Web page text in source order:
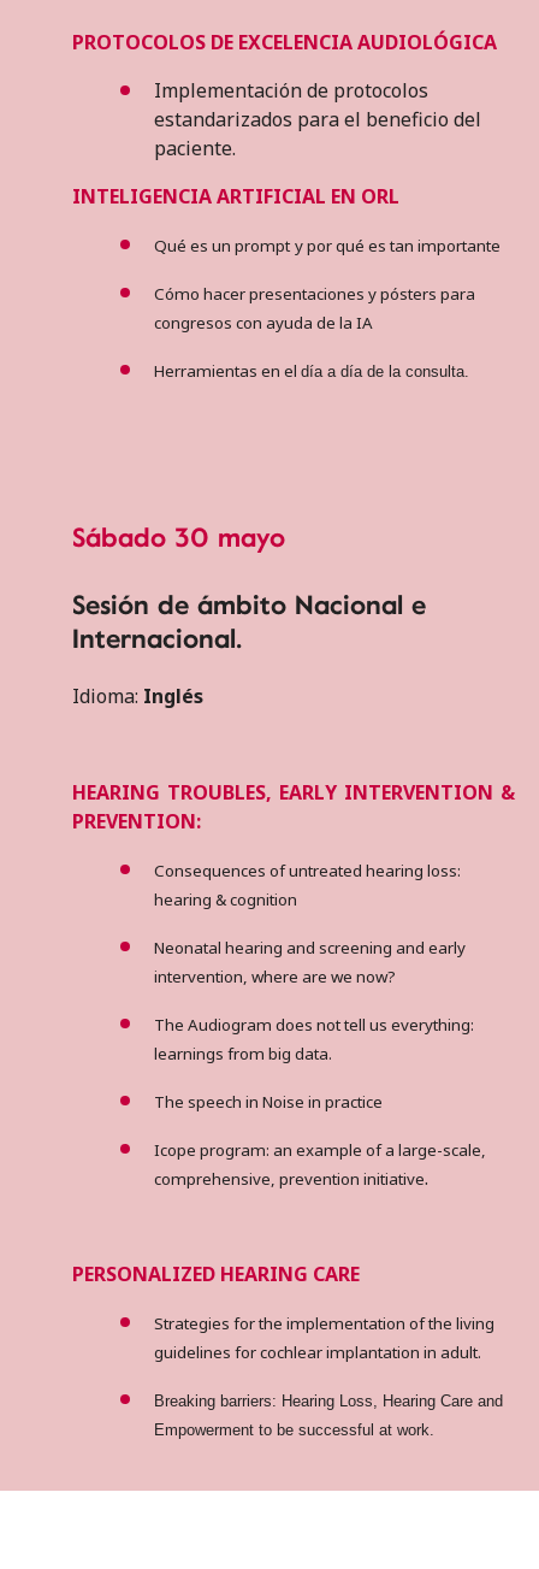
PROTOCOLOS DE EXCELENCIA AUDIOLÓGICA
Implementación de protocolos
estandarizados para el beneficio del
paciente.
INTELIGENCIA ARTIFICIAL EN ORL
Qué es un prompt y por qué es tan importante
Cómo hacer presentaciones y pósters para
congresos con ayuda de la IA
Herramientas en el día a día de la consulta.
Sábado 30 mayo
Sesión de ámbito Nacional e
Internacional.
Idioma: Inglés
HEARING TROUBLES, EARLY INTERVENTION &
PREVENTION:
Consequences of untreated hearing loss:
hearing & cognition
Neonatal hearing and screening and early
intervention, where are we now?
The Audiogram does not tell us everything:
learnings from big data.
The speech in Noise in practice
Icope program: an example of a large-scale,
comprehensive, prevention initiative.
PERSONALIZED HEARING CARE
Strategies for the implementation of the living
guidelines for cochlear implantation in adult.
Breaking barriers: Hearing Loss, Hearing Care and
Empowerment to be successful at work.